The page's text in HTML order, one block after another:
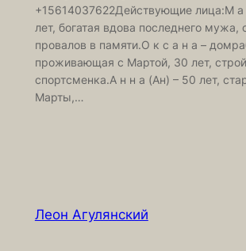
+15614037622Действующие лица:М а
лет, богатая вдова последнего мужа,
провалов в памяти.О к с а н а –
проживающая с Мартой, 30 лет,
спортсменка.А н н а (Ан) – 50 лет,
Марты,…
Леон Агулянский